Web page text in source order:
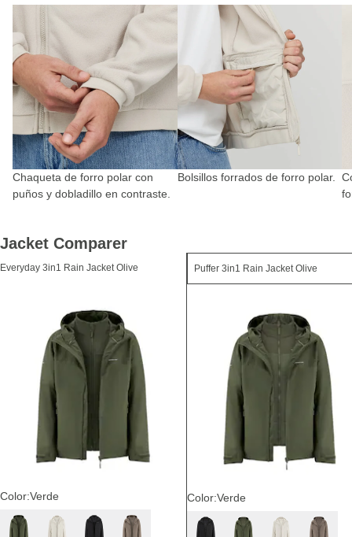
Chaqueta de forro polar con
puños y dobladillo en contraste.
Bolsillos forrados de forro polar.
Jacket Comparer
Everyday 3in1 Rain Jacket Olive
Color:Verde Color:Verde